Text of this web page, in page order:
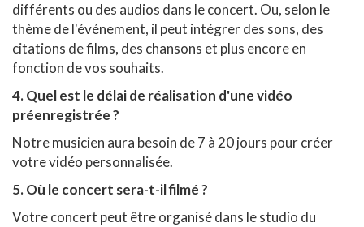
différents ou des audios dans le concert. Ou, selon le
thème de l'événement, il peut intégrer des sons, des
citations de films, des chansons et plus encore en
fonction de vos souhaits.
4. Quel est le délai de réalisation d'une vidéo
préenregistrée ?
Notre musicien aura besoin de 7 à 20 jours pour créer
votre vidéo personnalisée.
5. Où le concert sera-t-il filmé ?
Votre concert peut être organisé dans le studio du